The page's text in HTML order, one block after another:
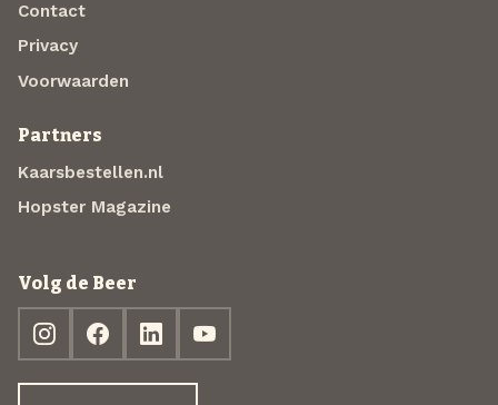
Contact
Privacy
Voorwaarden
Partners
Kaarsbestellen.nl
Hopster Magazine
Volg de Beer